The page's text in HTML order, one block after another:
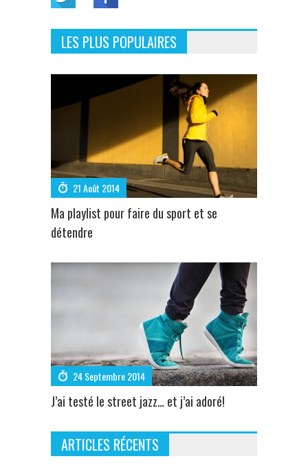
LES PLUS POPULAIRES
21 Août 2014
Ma playlist pour faire du sport et se
détendre
24 Septembre 2014
J’ai testé le street jazz… et j’ai adoré!
ARTICLES RÉCENTS